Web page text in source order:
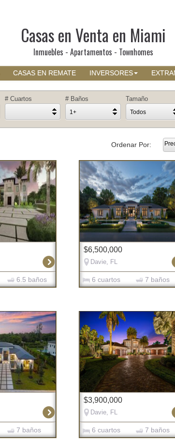
Casas en Venta en Miami
Inmuebles - Apartamentos - Townhomes
CASAS EN REMATE INVERSORES
# Cuartos # Baños
1+
Tamaño
Todos
Ordenar Por:
6.5 baños
$6,500,000
Davie, FL
6 cuartos 7 baños
7 baños
$3,900,000
Davie, FL
6 cuartos 7 baños